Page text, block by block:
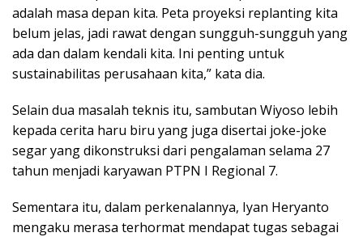
adalah masa depan kita. Peta proyeksi replanting kita
belum jelas, jadi rawat dengan sungguh-sungguh yang
ada dan dalam kendali kita. Ini penting untuk
sustainabilitas perusahaan kita,” kata dia.
Selain dua masalah teknis itu, sambutan Wiyoso lebih
kepada cerita haru biru yang juga disertai joke-joke
segar yang dikonstruksi dari pengalaman selama 27
tahun menjadi karyawan PTPN I Regional 7.
Sementara itu, dalam perkenalannya, Iyan Heryanto
mengaku merasa terhormat mendapat tugas sebagai